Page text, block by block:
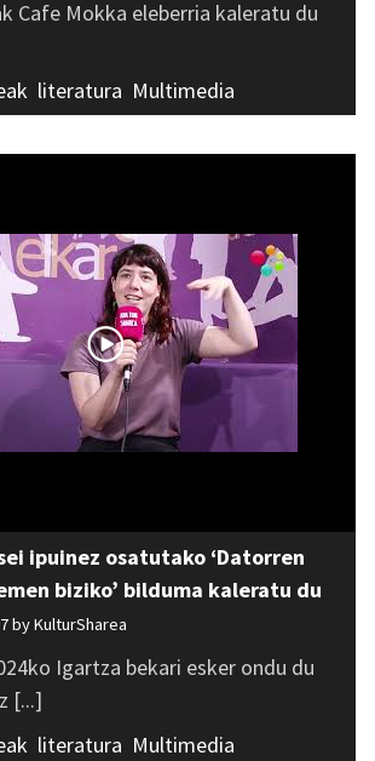
Cafe Mokka eleberria kaleratu du
literatura Multimedia
ipuinez osatutako ‘Datorren
biziko’ bilduma kaleratu du
byKulturSharea
Igartza bekari esker ondu du
[...]
literatura Multimedia